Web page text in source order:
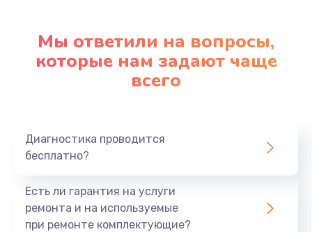
Мы ответили на вопросы,
которые нам задают чаще
всего
Диагностика проводится
бесплатно?
Есть ли гарантия на услуги
ремонта и на используемые
при ремонте комплектующие?